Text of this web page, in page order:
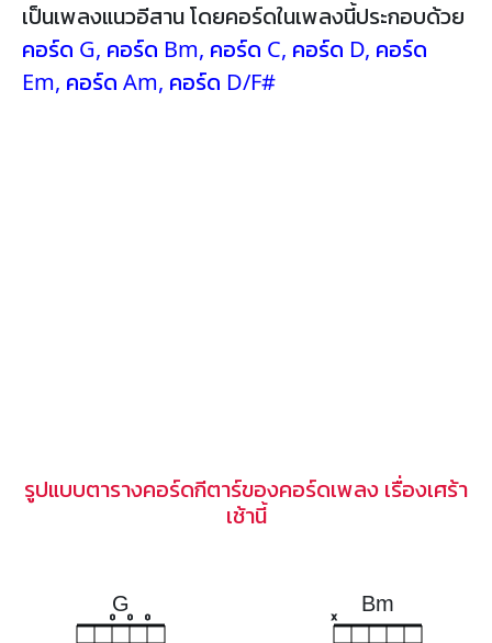
เป็นเพลงแนวอีสาน โดยคอร์ดในเพลงนี้ประกอบด้วย
คอร์ด G, คอร์ด Bm, คอร์ด C, คอร์ด D, คอร์ด
Em, คอร์ด Am, คอร์ด D/F#
รูปแบบตารางคอร์ดกีตาร์ของคอร์ดเพลง เรื่องเศร้า
เช้านี้
G
o o o
Bm
x